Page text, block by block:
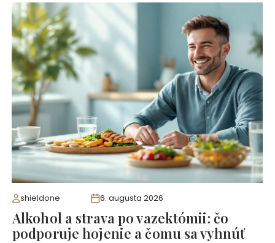
shieldone 6. augusta 2026
Alkohol a strava po vazektómii: čo
podporuje hojenie a čomu sa vyhnúť